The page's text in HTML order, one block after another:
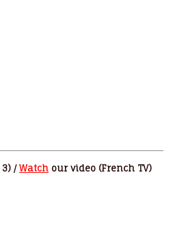
/Watch our video (French TV)